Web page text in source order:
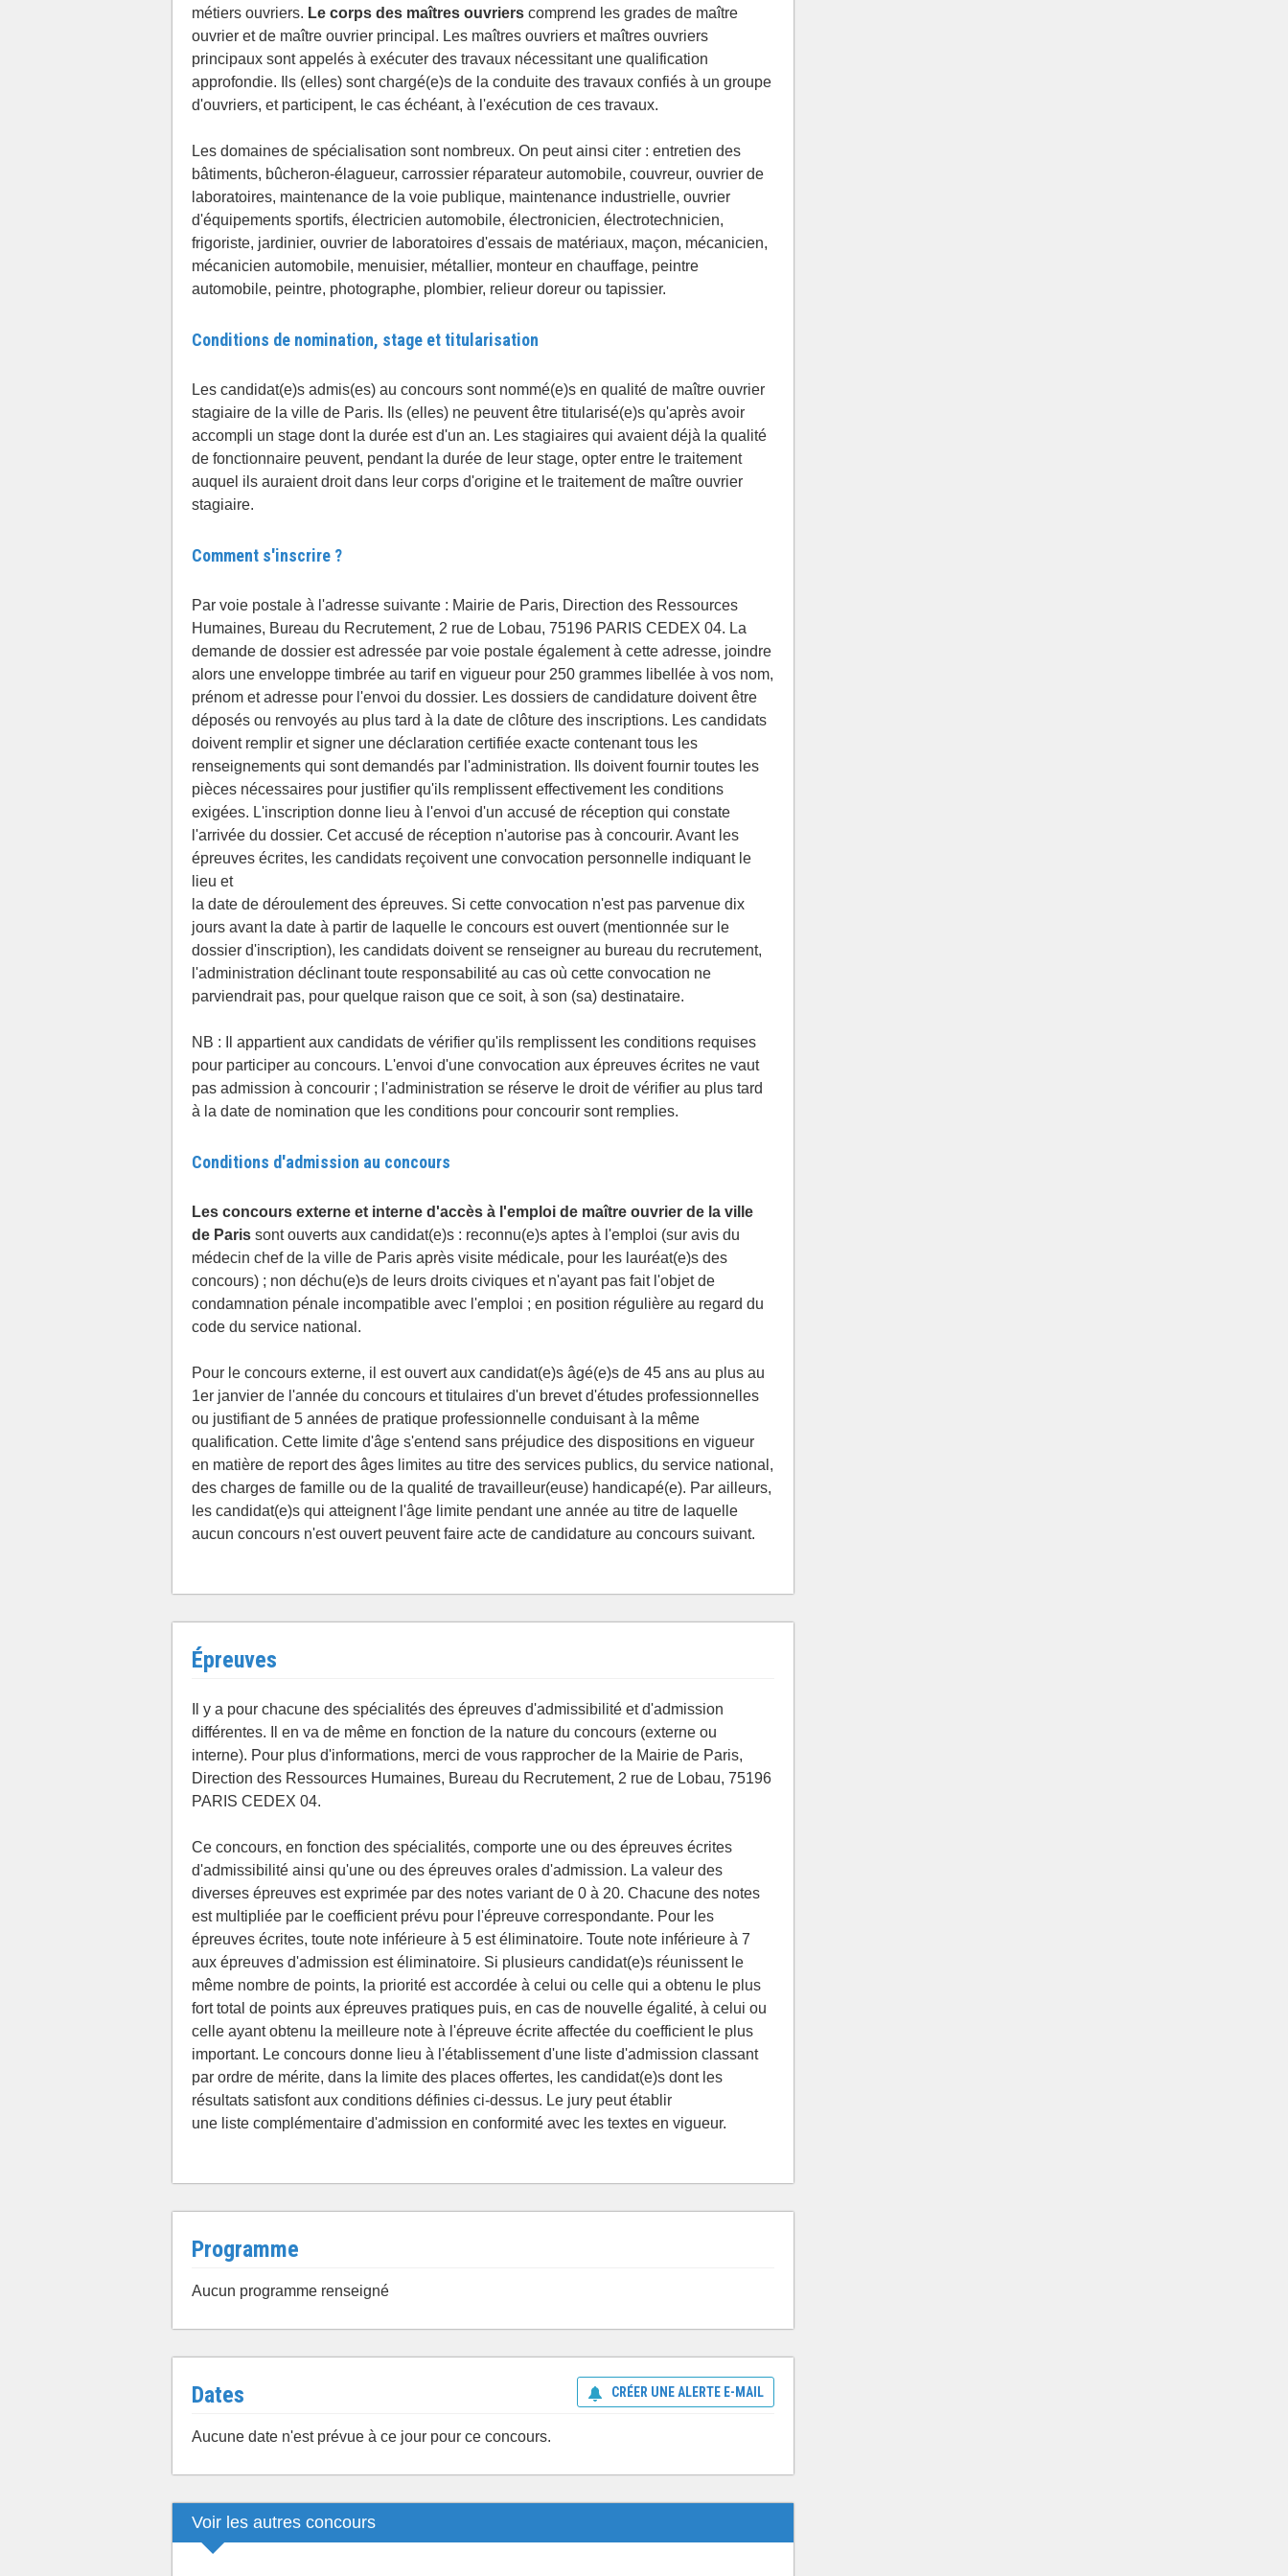
métiers ouvriers. Le corps des maîtres ouvriers comprend les grades de maître
ouvrier et de maître ouvrier principal. Les maîtres ouvriers et maîtres ouvriers
principaux sont appelés à exécuter des travaux nécessitant une qualification
approfondie. Ils (elles) sont chargé(e)s de la conduite des travaux confiés à un groupe
d'ouvriers, et participent, le cas échéant, à l'exécution de ces travaux.
Les domaines de spécialisation sont nombreux. On peut ainsi citer : entretien des
bâtiments, bûcheron-élagueur, carrossier réparateur automobile, couvreur, ouvrier de
laboratoires, maintenance de la voie publique, maintenance industrielle, ouvrier
d'équipements sportifs, électricien automobile, électronicien, électrotechnicien,
frigoriste, jardinier, ouvrier de laboratoires d'essais de matériaux, maçon, mécanicien,
mécanicien automobile, menuisier, métallier, monteur en chauffage, peintre
automobile, peintre, photographe, plombier, relieur doreur ou tapissier.
Conditions de nomination, stage et titularisation
Les candidat(e)s admis(es) au concours sont nommé(e)s en qualité de maître ouvrier
stagiaire de la ville de Paris. Ils (elles) ne peuvent être titularisé(e)s qu'après avoir
accompli un stage dont la durée est d'un an. Les stagiaires qui avaient déjà la qualité
de fonctionnaire peuvent, pendant la durée de leur stage, opter entre le traitement
auquel ils auraient droit dans leur corps d'origine et le traitement de maître ouvrier
stagiaire.
Comment s'inscrire ?
Par voie postale à l'adresse suivante : Mairie de Paris, Direction des Ressources
Humaines, Bureau du Recrutement, 2 rue de Lobau, 75196 PARIS CEDEX 04. La
demande de dossier est adressée par voie postale également à cette adresse, joindre
alors une enveloppe timbrée au tarif en vigueur pour 250 grammes libellée à vos nom,
prénom et adresse pour l'envoi du dossier. Les dossiers de candidature doivent être
déposés ou renvoyés au plus tard à la date de clôture des inscriptions. Les candidats
doivent remplir et signer une déclaration certifiée exacte contenant tous les
renseignements qui sont demandés par l'administration. Ils doivent fournir toutes les
pièces nécessaires pour justifier qu'ils remplissent effectivement les conditions
exigées. L'inscription donne lieu à l'envoi d'un accusé de réception qui constate
l'arrivée du dossier. Cet accusé de réception n'autorise pas à concourir. Avant les
épreuves écrites, les candidats reçoivent une convocation personnelle indiquant le
lieu et
la date de déroulement des épreuves. Si cette convocation n'est pas parvenue dix
jours avant la date à partir de laquelle le concours est ouvert (mentionnée sur le
dossier d'inscription), les candidats doivent se renseigner au bureau du recrutement,
l'administration déclinant toute responsabilité au cas où cette convocation ne
parviendrait pas, pour quelque raison que ce soit, à son (sa) destinataire.
NB : Il appartient aux candidats de vérifier qu'ils remplissent les conditions requises
pour participer au concours. L'envoi d'une convocation aux épreuves écrites ne vaut
pas admission à concourir ; l'administration se réserve le droit de vérifier au plus tard
à la date de nomination que les conditions pour concourir sont remplies.
Conditions d'admission au concours
Les concours externe et interne d'accès à l'emploi de maître ouvrier de la ville
de Paris sont ouverts aux candidat(e)s : reconnu(e)s aptes à l'emploi (sur avis du
médecin chef de la ville de Paris après visite médicale, pour les lauréat(e)s des
concours) ; non déchu(e)s de leurs droits civiques et n'ayant pas fait l'objet de
condamnation pénale incompatible avec l'emploi ; en position régulière au regard du
code du service national.
Pour le concours externe, il est ouvert aux candidat(e)s âgé(e)s de 45 ans au plus au
1er janvier de l'année du concours et titulaires d'un brevet d'études professionnelles
ou justifiant de 5 années de pratique professionnelle conduisant à la même
qualification. Cette limite d'âge s'entend sans préjudice des dispositions en vigueur
en matière de report des âges limites au titre des services publics, du service national,
des charges de famille ou de la qualité de travailleur(euse) handicapé(e). Par ailleurs,
les candidat(e)s qui atteignent l'âge limite pendant une année au titre de laquelle
aucun concours n'est ouvert peuvent faire acte de candidature au concours suivant.
Épreuves
Il y a pour chacune des spécialités des épreuves d'admissibilité et d'admission
différentes. Il en va de même en fonction de la nature du concours (externe ou
interne). Pour plus d'informations, merci de vous rapprocher de la Mairie de Paris,
Direction des Ressources Humaines, Bureau du Recrutement, 2 rue de Lobau, 75196
PARIS CEDEX 04.
Ce concours, en fonction des spécialités, comporte une ou des épreuves écrites
d'admissibilité ainsi qu'une ou des épreuves orales d'admission. La valeur des
diverses épreuves est exprimée par des notes variant de 0 à 20. Chacune des notes
est multipliée par le coefficient prévu pour l'épreuve correspondante. Pour les
épreuves écrites, toute note inférieure à 5 est éliminatoire. Toute note inférieure à 7
aux épreuves d'admission est éliminatoire. Si plusieurs candidat(e)s réunissent le
même nombre de points, la priorité est accordée à celui ou celle qui a obtenu le plus
fort total de points aux épreuves pratiques puis, en cas de nouvelle égalité, à celui ou
celle ayant obtenu la meilleure note à l'épreuve écrite affectée du coefficient le plus
important. Le concours donne lieu à l'établissement d'une liste d'admission classant
par ordre de mérite, dans la limite des places offertes, les candidat(e)s dont les
résultats satisfont aux conditions définies ci-dessus. Le jury peut établir
une liste complémentaire d'admission en conformité avec les textes en vigueur.
Programme
Aucun programme renseigné
Dates CRÉER UNE ALERTE E-MAIL
Aucune date n'est prévue à ce jour pour ce concours.
Voir les autres concours